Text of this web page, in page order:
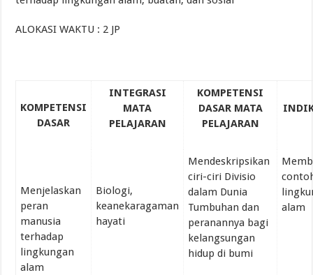
ALOKASI WAKTU : 2 JP
KOMPETENSI
DASAR
INTEGRASI
MATA
PELAJARAN
KOMPETENSI
DASAR MATA
PELAJARAN
Menjelaskan
peran
manusia
terhadap
lingkungan
alam
Biologi,
keanekaragaman
hayati
Mendeskripsikan
ciri-ciri Divisio
dalam Dunia
Tumbuhan dan
peranannya bagi
kelangsungan
hidup di bumi
alam